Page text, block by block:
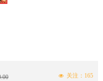
넶 关注： 165